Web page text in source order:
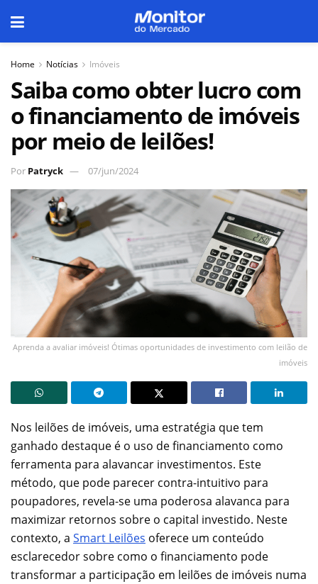
Home Notícias Imóveis
Saiba como obter lucro com
o financiamento de imóveis
por meio de leilões!
Por Patryck 07/jun/2024
Aprenda a avaliar imóveis! Ótimas oportunidades de investimento com leilão de
imóveis
Nos leilões de imóveis, uma estratégia que tem
ganhado destaque é o uso de financiamento como
ferramenta para alavancar investimentos. Este
método, que pode parecer contra-intuitivo para
poupadores, revela-se uma poderosa alavanca para
maximizar retornos sobre o capital investido. Neste
contexto, a Smart Leilões oferece um conteúdo
esclarecedor sobre como o financiamento pode
transformar a participação em leilões de imóveis numa